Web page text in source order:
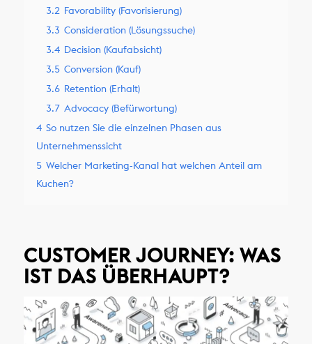
3.2 Favorability (Favorisierung)
3.3 Consideration (Lösungssuche)
3.4 Decision (Kaufabsicht)
3.5 Conversion (Kauf)
3.6 Retention (Erhalt)
3.7 Advocacy (Befürwortung)
4 So nutzen Sie die einzelnen Phasen aus
Unternehmenssicht
5 Welcher Marketing-Kanal hat welchen Anteil am
Kuchen?
CUSTOMER JOURNEY: WAS
IST DAS ÜBERHAUPT?